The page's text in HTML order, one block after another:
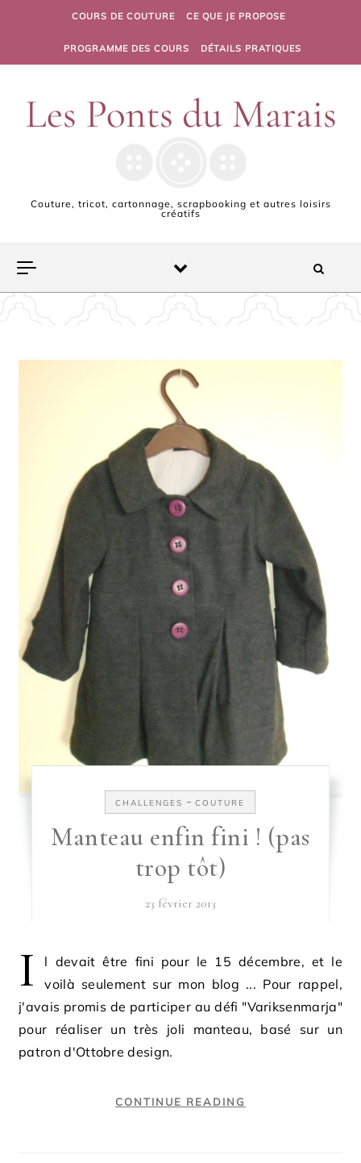
Skip to contentCOURS DE COUTURE CE QUE JE PROPOSE
PROGRAMME DES COURS DÉTAILS PRATIQUES
Couture, tricot, cartonnage, scrapbooking et autres loisirs
créatifs
CHALLENGES -COUTURE
Manteau enfin fini ! (pas
trop tôt)
23 février 2013
I
l devait être fini pour le 15 décembre, et le
voilà seulement sur mon blog ... Pour rappel,
j'avais promis de participer au défi "Variksenmarja"
pour réaliser un très joli manteau, basé sur un
patron d'Ottobre design.
CONTINUE READING